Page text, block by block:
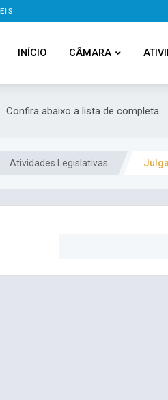
INÍCIO CÂMARA
Confira abaixo a lista de completa
Atividades Legislativas